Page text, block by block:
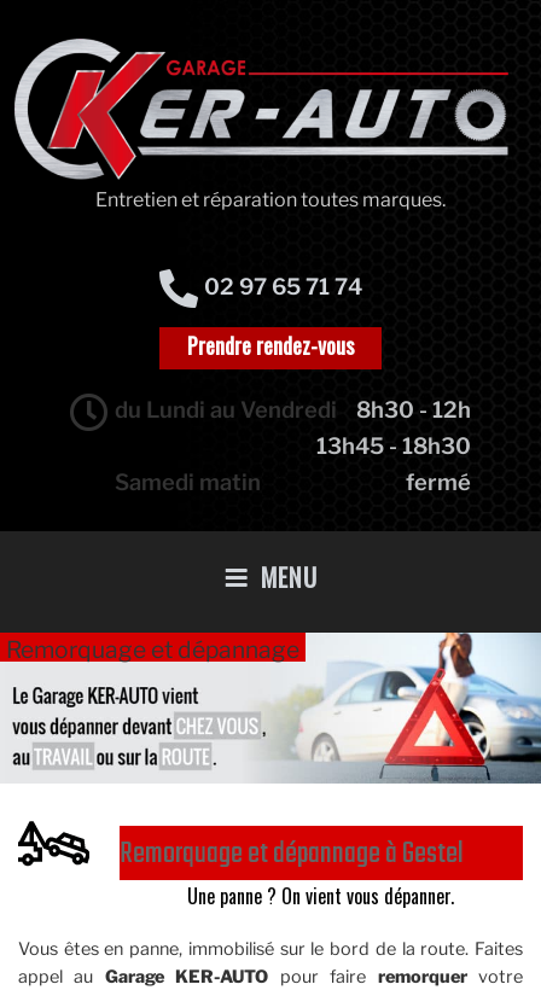
Entretien et réparation toutes marques.
02 97 65 71 74
Prendre rendez-vous
du Lundi au Vendredi
8h30 - 12h
13h45 - 18h30
Samedi matin
fermé
MENU
Remorquage et dépannage
Remorquage et dépannage à Gestel
Une panne ? On vient vous dépanner.
Vous êtes en panne, immobilisé sur le bord de la route. Faites
appel au Garage KER-AUTO pour faire remorquervotre